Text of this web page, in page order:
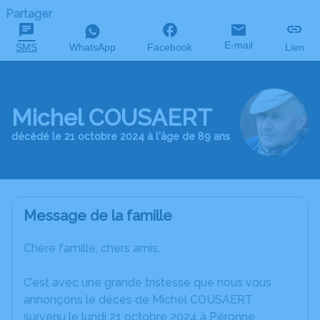
Partager
SMS WhatsApp Facebook E-mail Lien
Michel COUSAERT
décédé le 21 octobre 2024 à l'âge de 89 ans
Message de la famille
Chère famille, chers amis,
C’est avec une grande tristesse que nous vous
annonçons le décès de Michel COUSAERT
survenu le lundi 21 octobre 2024 à Péronne.